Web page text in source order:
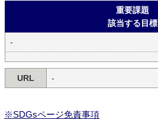
重要課題
該当する目標
-
URL -
※SDGsページ免責事項